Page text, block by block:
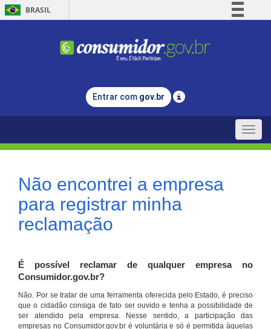
BRASIL
Comunica BR
Legislação
Entrar com gov.br
Toggle
Não encontrei a empresa
para registrar minha
reclamação
É possível reclamar de qualquer empresa no
Consumidor.gov.br?
Não. Por se tratar de uma ferramenta oferecida pelo Estado, é preciso
que o cidadão consiga de fato ser ouvido e tenha a possibilidade de
ser atendido pela empresa. Nesse sentido, a participação das
empresas no Consumidor.gov.br é voluntária e só é permitida àquelas